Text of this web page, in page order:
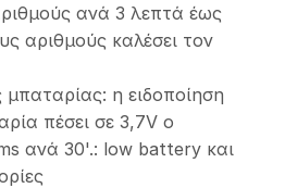
ανά 3 λεπτά έως
αριθμούς καλέσει τον
η ειδοποίηση
πέσει σε 3,7V ο
ανά 30'.: low battery και